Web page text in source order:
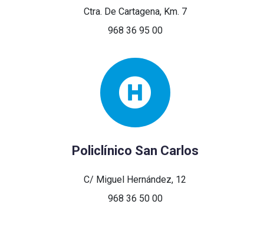
Ctra. De Cartagena, Km. 7
968 36 95 00
Policlínico San Carlos
C/ Miguel Hernández, 12
968 36 50 00